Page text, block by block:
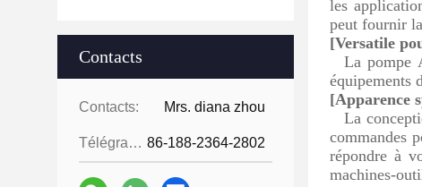
Contacts
Contacts: Mrs. diana zhou
Télégramme: 86-188-2364-2802
les
peut fournir
[Versatile
La pompe
équipements
[Apparence
La
commandes
répondre à
machines-